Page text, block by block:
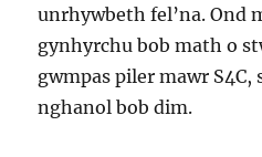
unrhywbeth fel’na. Ond
gynhyrchu bob math o
gwmpas piler mawr S4C,
nghanol bob dim.